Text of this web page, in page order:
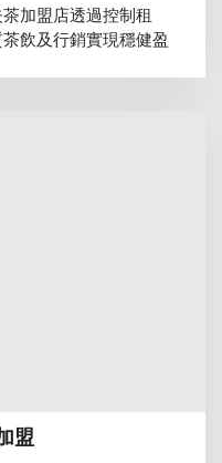
加盟店透過控制租
飲及行銷實現穩健盈
盟